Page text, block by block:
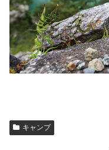
キャンプ